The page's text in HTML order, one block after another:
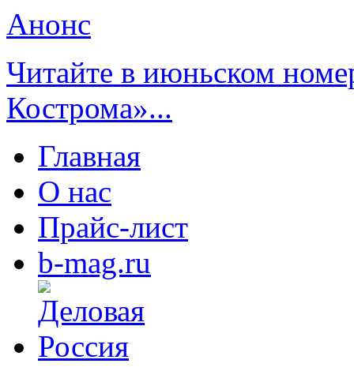
Анонс
Читайте в июньском
Кострома»...
Главная
О нас
Прайс-лист
b-mag.ru